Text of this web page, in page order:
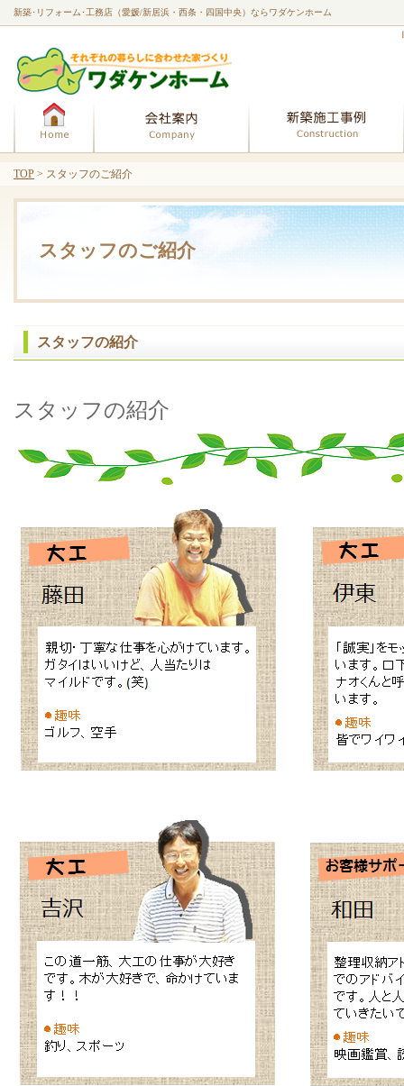
スタッフのご紹介
新築･リフォーム･工務店（愛媛/新居浜・西条・四国中央）ならワダケンホーム
スタッフの紹介
スタッフの紹介
TOP > スタッフのご紹介